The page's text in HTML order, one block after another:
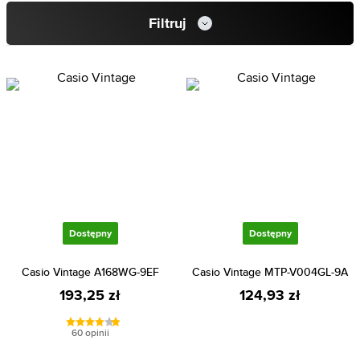
Filtruj
Dostępny
Casio Vintage A168WG-9EF
193,25 zł
60 opinii
Dostępny
Casio Vintage MTP-V004GL-9A
124,93 zł